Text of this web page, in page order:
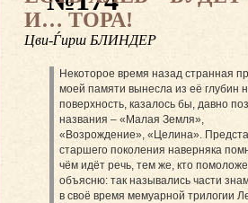
И… ТОРА!
Цви-Ѓирш БЛИНДЕР
Некоторое время назад странная
моей памяти вынесла из её глубин
поверхность, казалось бы, давно
названия – «Малая Земля»,
«Возрождение», «Целина».
старшего поколения наверняка
чём идёт речь, тем же, кто
объясню: так назывались части
в своё время мемуарной трилогии